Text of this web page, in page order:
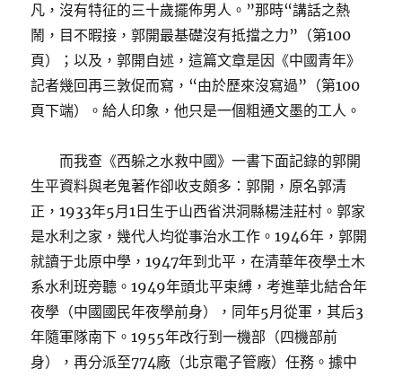
凡，沒有特征的三十歲擺佈男人。”那時“講話之熱
鬧，目不暇接，郭開最基礎沒有抵擋之力”（第100
頁）；以及，郭開自述，這篇文章是因《中國青年》
記者幾回再三敦促而寫，“由於歷來沒寫過”（第100
頁下端）。給人印象，他只是一個粗通文墨的工人。
而我查《西躲之水救中國》一書下面記錄的郭開
生平資料與老鬼著作卻收支頗多：郭開，原名郭清
正，1933年5月1日生于山西省洪洞縣楊洼莊村。郭家
是水利之家，幾代人均從事治水工作。1946年，郭開
就讀于北原中學，1947年到北平，在清華年夜學土木
系水利班旁聽。1949年頭北平束縛，考進華北結合年
夜學（中國國民年夜學前身），同年5月從軍，其后3
年隨軍隊南下。1955年改行到一機部（四機部前
身），再分派至774廠（北京電子管廠）任務。據中